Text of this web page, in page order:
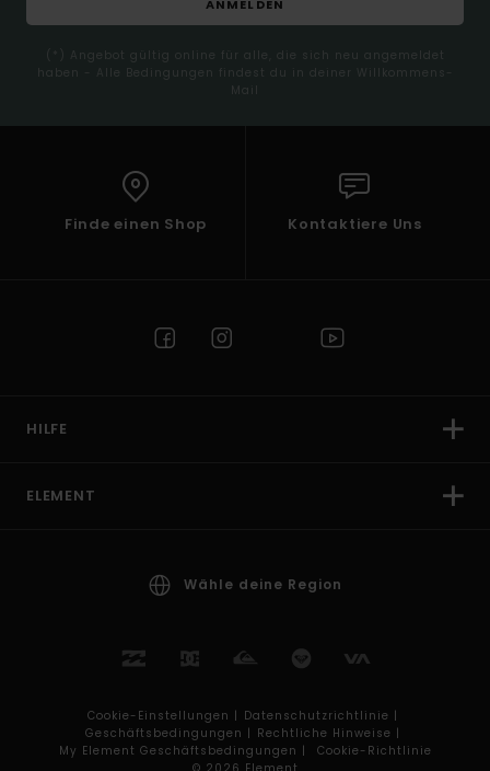
ANMELDEN
(*) Angebot gültig online für alle, die sich neu angemeldet
haben - Alle Bedingungen findest du in deiner Willkommens-
Mail
Finde einen Shop Kontaktiere Uns
HILFE
ELEMENT
Wähle deine Region
Cookie-Einstellungen | Datenschutzrichtlinie |
Geschäftsbedingungen | Rechtliche Hinweise |
My Element Geschäftsbedingungen |
Cookie-Richtlinie